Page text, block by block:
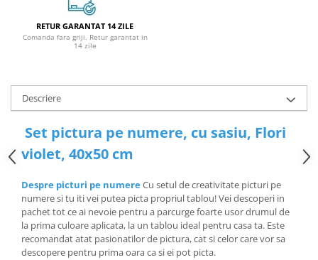
RETUR GARANTAT 14 ZILE
Comanda fara griji. Retur garantat in
14 zile
Descriere
Set pictura pe numere, cu sasiu, Flori
violet, 40x50 cm
Despre picturi pe numereCu setul de creativitate picturi pe
numere si tu iti vei putea picta propriul tablou! Vei descoperi in
pachet tot ce ai nevoie pentru a parcurge foarte usor drumul de
la prima culoare aplicata, la un tablou ideal pentru casa ta. Este
recomandat atat pasionatilor de pictura, cat si celor care vor sa
descopere pentru prima oara ca si ei pot picta.